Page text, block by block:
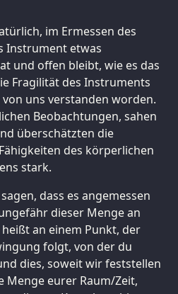
im Ermessen des
Instrument etwas
und offen bleibt, wie es das
Fragilität des Instruments
uns verstanden worden.
Beobachtungen, sahen
überschätzten die
des körperlichen
stark.
dass es angemessen
dieser Menge an
an einem Punkt, der
folgt, von der du
dies, soweit wir feststellen
Menge eurer Raum/Zeit,